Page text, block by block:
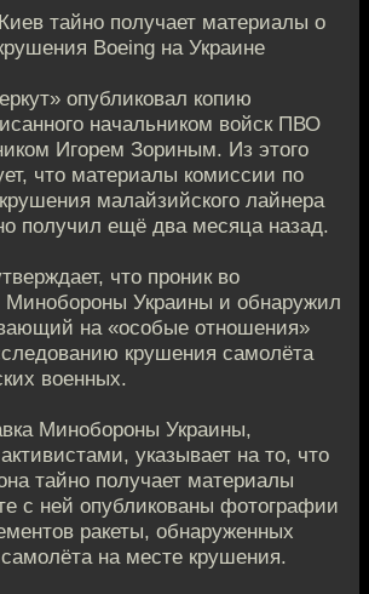
тайно получает материалы о
Boeing на Украине
опубликовал копию
начальником войск ПВО
Игорем Зориным. Из этого
что материалы комиссии по
малайзийского лайнера
получил ещё два месяца назад.
что проник во
Минобороны Украины и обнаружил
на «особые отношения»
крушения самолёта
военных.
Минобороны Украины,
указывает на то, что
тайно получает материалы
с ней опубликованы фотографии
ракеты, обнаруженных
на месте крушения.